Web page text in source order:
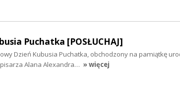
Puchatka [POSŁUCHAJ]
Dzień Kubusia Puchatka, obchodzony na pamiątkę
Alana Alexandra… » więcej